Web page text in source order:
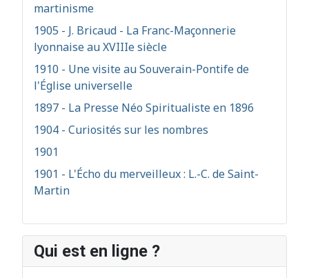
martinisme
1905 - J. Bricaud - La Franc-Maçonnerie
lyonnaise au XVIIIe siècle
1910 - Une visite au Souverain-Pontife de
l'Église universelle
1897 - La Presse Néo Spiritualiste en 1896
1904 - Curiosités sur les nombres
1901
1901 - L'Écho du merveilleux : L.-C. de Saint-
Martin
Qui est en ligne ?